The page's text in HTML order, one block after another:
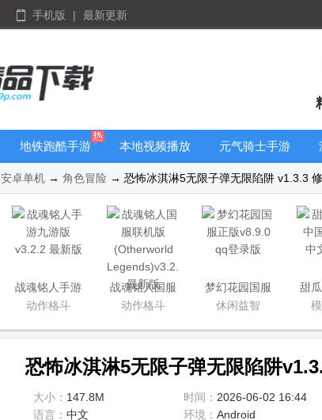
手机版 | 最新更新
地铁跑酷手游
本地视频播放
器
元气骑士手游
安卓单机 → 角色冒险 → 恐怖冰淇淋5无限子弹无限陷阱 v1.3.3
战魂铭人手游
九游版
动作格斗
战魂铭人国服
联机版
Legends)
动作格斗
梦幻花园国服
正版
休闲益智
甜
恐怖冰淇淋5无限子弹无限陷阱
大小： 147.8M 时间： 2026-06-02 16:44
语言： 中文 环境： Android